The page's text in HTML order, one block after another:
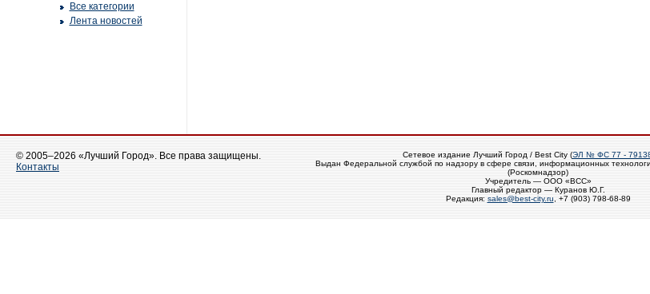
Все категории
Лента новостей
© 2005–2026 «Лучший Город». Все права защищены.
Контакты
Сетевое издание Лучший Город / Best City (ЭЛ № ФС 77 -
Выдан Федеральной службой по надзору в сфере связи, информационных
(Роскомнадзор)
Учредитель — ООО «ВСС»
Главный редактор — Куранов Ю.Г.
Редакция: sales@best-city.ru , +7 (903) 798-68-89